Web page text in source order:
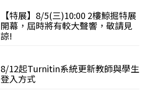
【特展】8/5(三)10:00 2樓鯨掘特展
開幕，屆時將有較大聲響，敬請見
諒!
8/12起Turnitin系統更新教師與學生
登入方式